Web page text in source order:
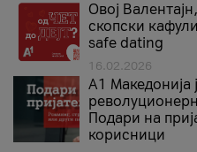
Овој
скопски
safe dating
16.02.2026
А1 Македонија
Подари на
корисници